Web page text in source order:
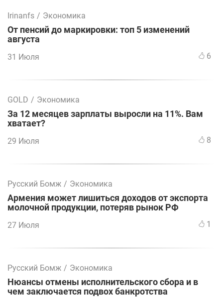
Irinanfs / Экономика
От пенсий до маркировки: топ 5 изменений
августа
31 Июля 6
GOLD / Экономика
За 12 месяцев зарплаты выросли на 11%. Вам
хватает?
29 Июля 8
Русский Бомж / Экономика
Армения может лишиться доходов от экспорта
молочной продукции, потеряв рынок РФ
27 Июля 1
Русский Бомж / Экономика
Нюансы отмены исполнительского сбора и в
чем заключается подвох банкротства